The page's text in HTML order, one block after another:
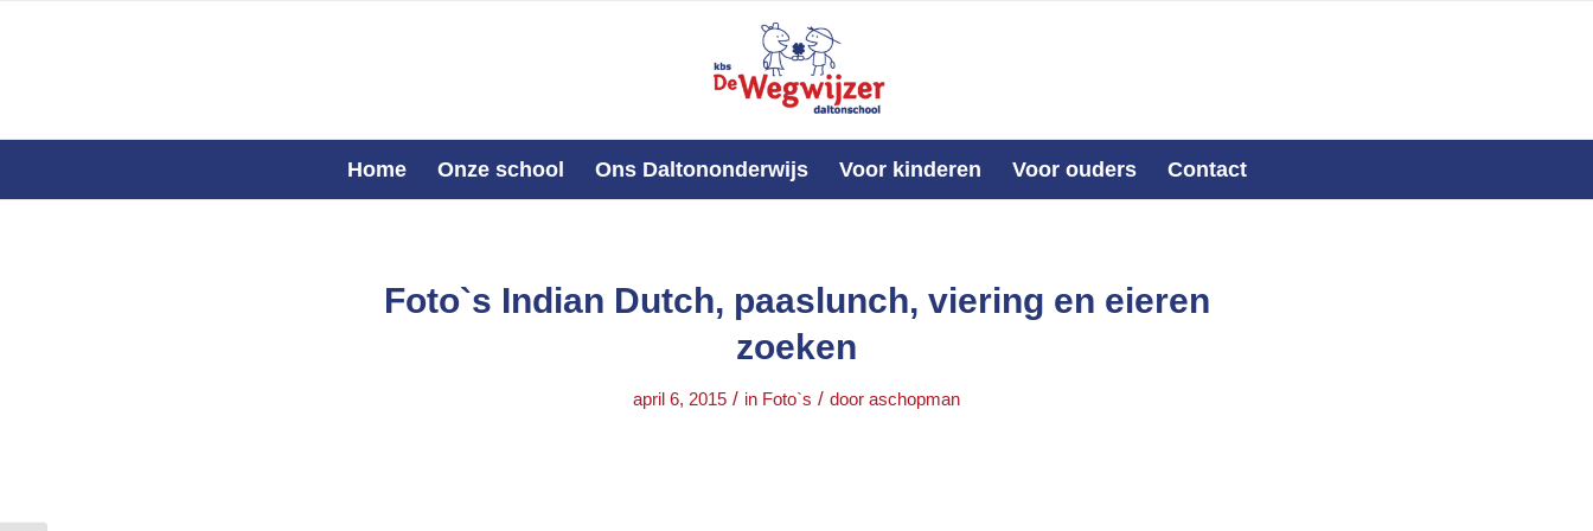
Home Onze school Ons Daltononderwijs Voor kinderen Voor ouders Contact
Foto`s Indian Dutch, paaslunch, viering en eieren
zoeken
april 6, 2015 / in Foto`s / door aschopman